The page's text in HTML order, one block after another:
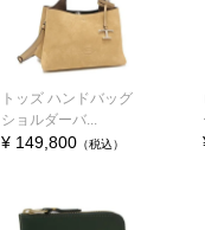
トッズ ハンドバッグ
ショルダーバ...
¥ 149,800 （税込）